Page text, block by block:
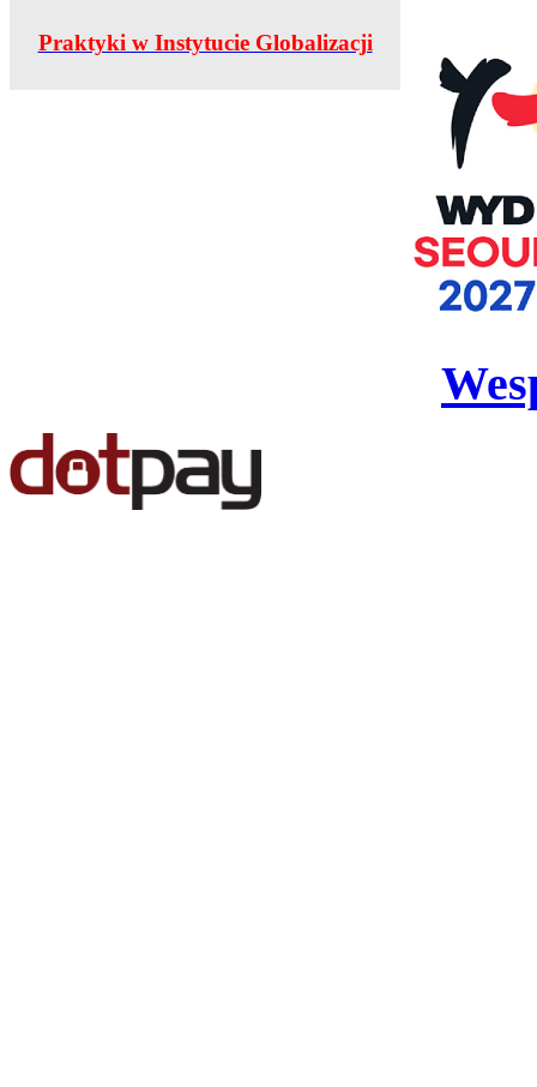
Praktyki w Instytucie Globalizacji